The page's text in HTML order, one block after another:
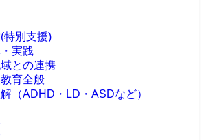
特別支援)
実践
との連携
育全般
（ADHD・LD・ASDなど）